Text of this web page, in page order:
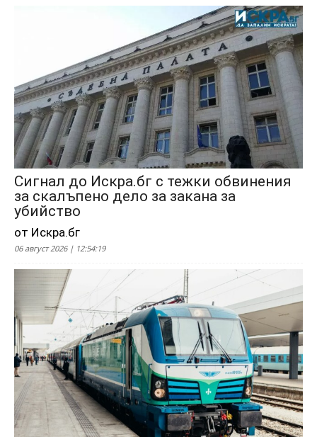
Сигнал до Искра.бг с тежки обвинения
за скалъпено дело за закана за
убийство
от Искра.бг
06 август 2026 | 12:54:19